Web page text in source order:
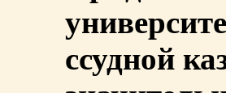
ссудной